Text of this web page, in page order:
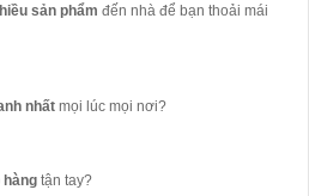
sản phẩm đến nhà để bạn thoải mái
nhất mọi lúc mọi nơi?
hàng tận tay?